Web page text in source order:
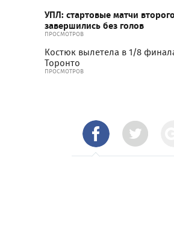
УПЛ: стартовые матчи
завершились без голов
ПРОСМОТРОВ
Костюк вылетела в 1/8
Торонто
ПРОСМОТРОВ